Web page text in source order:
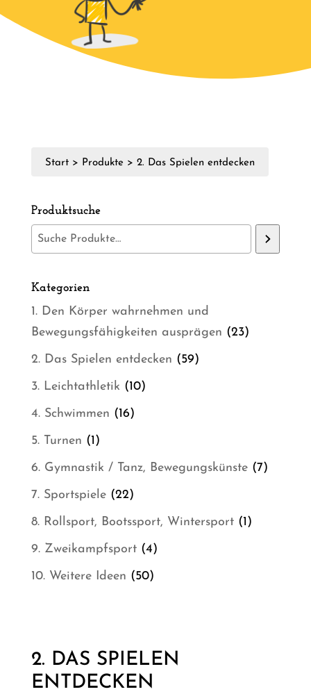
Start> Produkte > 2. Das Spielen entdecken
Produktsuche
Kategorien
1. Den Körper wahrnehmen und
Bewegungsfähigkeiten ausprägen
2323
2. Das Spielen entdecken 5959
3. Leichtathletik 1010
4. Schwimmen 1616
5. Turnen 11
Produkt
6. Gymnastik / Tanz, Bewegungskünste 77
7. Sportspiele 2222
Produkte
8. Rollsport, Bootssport, Wintersport 11
9. Zweikampfsport 44
Produkte
10. Weitere Ideen 5050
2. DAS SPIELEN
ENTDECKEN